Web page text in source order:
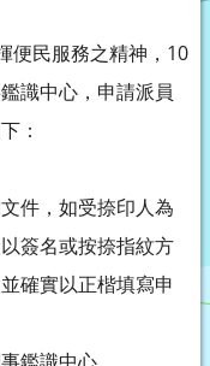
便民服務之精神，10
識中心，申請派員
：
件，如受捺印人為
簽名或按捺指紋方
確實以正楷填寫申